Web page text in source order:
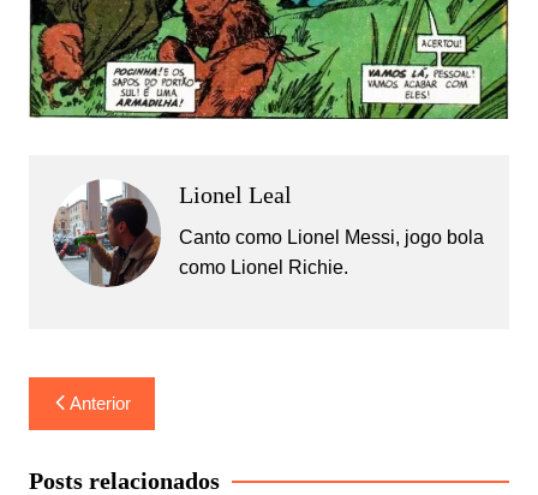
Lionel Leal
Canto como Lionel Messi, jogo bola
como Lionel Richie.
Navegação
de
Post
Anterior
Posts relacionados